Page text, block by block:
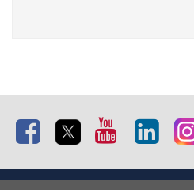
Facebook Twitter Youtube